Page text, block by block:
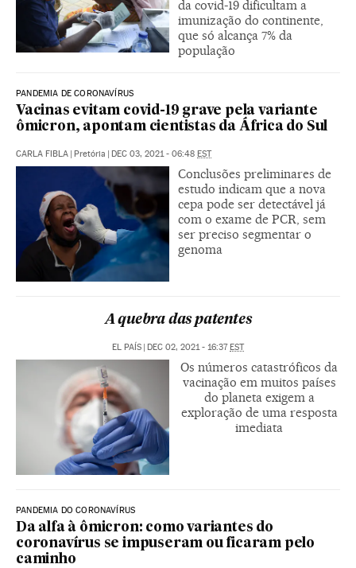
da covid-19 dificultam a
imunização do continente,
que só alcança 7% da
população
PANDEMIA DE CORONAVÍRUS
Vacinas evitam covid-19 grave pela variante
ômicron, apontam cientistas da África do Sul
CARLA FIBLA Pretória DEC 03, 2021 - 06:48 EST
Conclusões preliminares de
estudo indicam que a nova
cepa pode ser detectável já
com o exame de PCR, sem
ser preciso segmentar o
genoma
A quebra das patentes
EL PAÍS DEC 02, 2021 - 16:37 EST
Os números catastróficos da
vacinação em muitos países
do planeta exigem a
exploração de uma resposta
imediata
PANDEMIA DO CORONAVÍRUS
Da alfa à ômicron: como variantes do
coronavírus se impuseram ou ficaram pelo
caminho